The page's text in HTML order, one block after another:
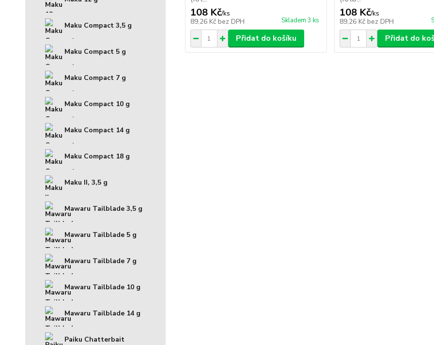
Maku Compact 3,5 g
Maku Compact 5 g
Maku Compact 7 g
Maku Compact 10 g
Maku Compact 14 g
Maku Compact 18 g
Maku II, 3,5 g
Mawaru Tailblade 3,5 g
Mawaru Tailblade 5 g
Mawaru Tailblade 7 g
Mawaru Tailblade 10 g
Mawaru Tailblade 14 g
Paiku Chatterbait
108 Kč/ks
89,26 Kč bez DPH Skladem 3 ks
Přidat do košíku
108 Kč/ks
89,26 Kč bez DPH
Přidat do